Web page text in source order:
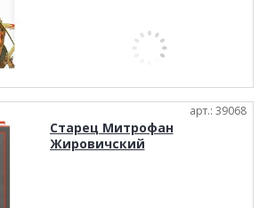
арт.: 39068
Старец Митрофан
Жировичский